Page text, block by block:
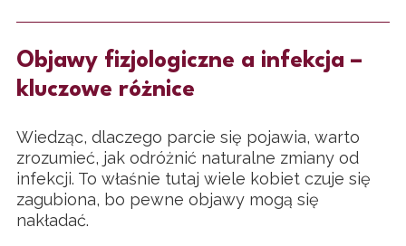
Objawy fizjologiczne a infekcja –
kluczowe różnice
Wiedząc, dlaczego parcie się pojawia, warto
zrozumieć, jak odróżnić naturalne zmiany od
infekcji. To właśnie tutaj wiele kobiet czuje się
zagubiona, bo pewne objawy mogą się
nakładać.